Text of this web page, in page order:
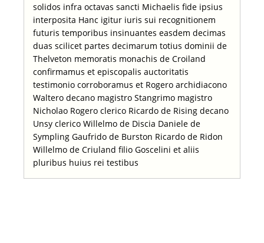
solidos infra octavas sancti Michaelis fide ipsius
interposita Hanc igitur iuris sui recognitionem
futuris temporibus insinuantes easdem decimas
duas scilicet partes decimarum totius dominii de
Thelveton memoratis monachis de Croiland
confirmamus et episcopalis auctoritatis
testimonio corroboramus et Rogero archidiacono
Waltero decano magistro Stangrimo magistro
Nicholao Rogero clerico Ricardo de Rising decano
Unsy clerico Willelmo de Discia Daniele de
Sympling Gaufrido de Burston Ricardo de Ridon
Willelmo de Criuland filio Goscelini et aliis
pluribus huius rei testibus